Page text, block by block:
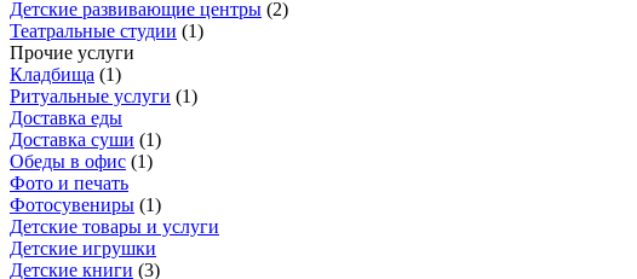
Детские развивающие центры (2)
Театральные студии (1)
Прочие услуги
Кладбища (1)
Ритуальные услуги (1)
Доставка еды
Доставка суши (1)
Обеды в офис (1)
Фото и печать
Фотосувениры (1)
Детские товары и услуги
Детские игрушки
Детские книги (3)